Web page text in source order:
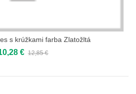
s krúžkami farba Zlatožltá
€ 12,85 €